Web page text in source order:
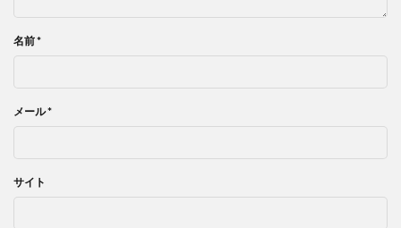
名前*
メール*
サイト